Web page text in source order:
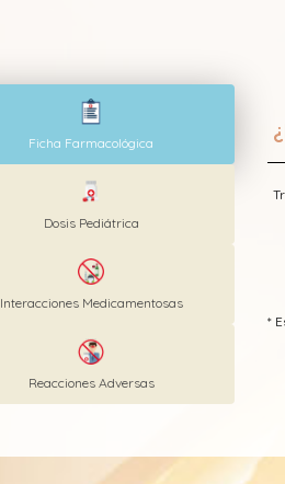
Ficha Farmacológica
Dosis Pediátrica
Interacciones Medicamentosas
Reacciones Adversas
*